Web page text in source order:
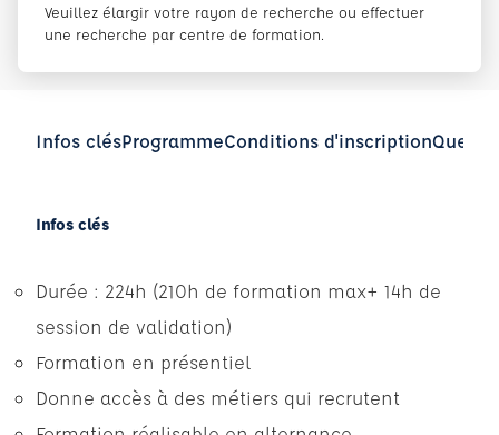
Veuillez élargir votre rayon de recherche ou effectuer
une recherche par centre de formation.
Infos clésProgrammeConditions d'inscription
Infos clés
Durée : 224h (210h de formation max+ 14h de
session de validation)
Formation en présentiel
Donne accès à des métiers qui recrutent